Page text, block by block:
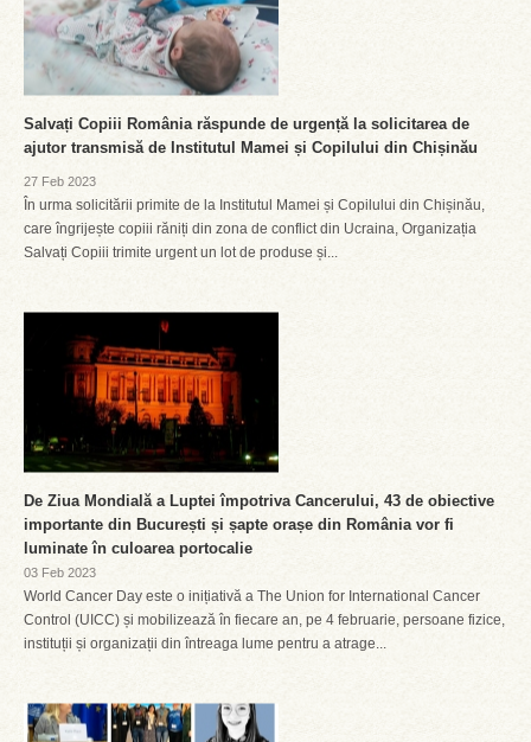
Salvați Copiii România răspunde de urgență la solicitarea de
ajutor transmisă de Institutul Mamei și Copilului din Chișinău
27 Feb 2023
În urma solicitării primite de la Institutul Mamei și Copilului din Chișinău,
care îngrijește copiii răniți din zona de conflict din Ucraina, Organizația
Salvați Copiii trimite urgent un lot de produse și...
De Ziua Mondială a Luptei împotriva Cancerului, 43 de obiective
importante din București și șapte orașe din România vor fi
luminate în culoarea portocalie
03 Feb 2023
World Cancer Day este o inițiativă a The Union for International Cancer
Control (UICC) și mobilizează în fiecare an, pe 4 februarie, persoane fizice,
instituții și organizații din întreaga lume pentru a atrage...